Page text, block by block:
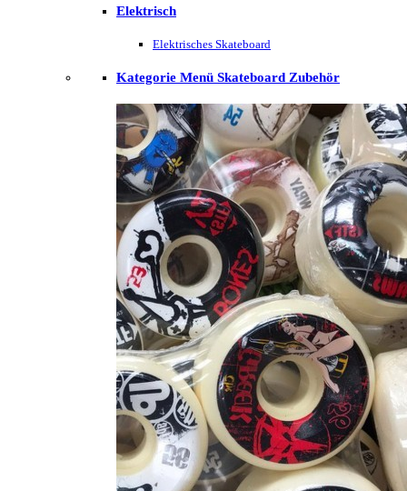
Elektrisch
Elektrisches Skateboard
Kategorie Menü Skateboard Zubehör